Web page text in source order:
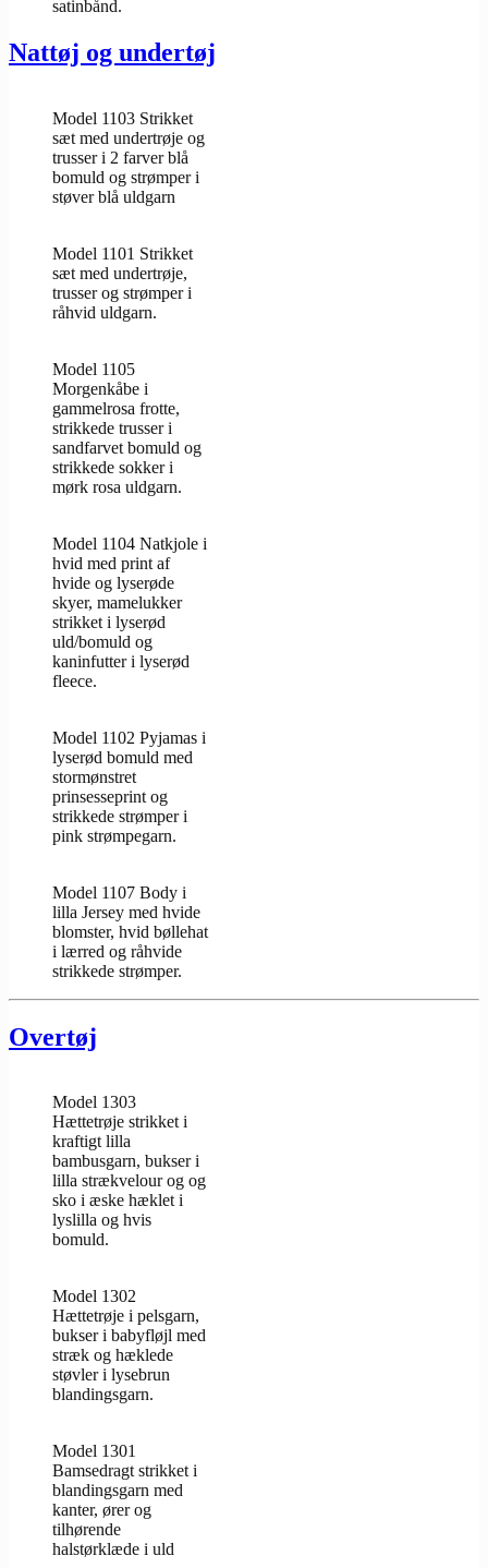
satinbånd.
Nattøj og undertøj
Model 1103 Strikket
sæt med undertrøje og
trusser i 2 farver blå
bomuld og strømper i
støver blå uldgarn
Model 1101 Strikket
sæt med undertrøje,
trusser og strømper i
råhvid uldgarn.
Model 1105
Morgenkåbe i
gammelrosa frotte,
strikkede trusser i
sandfarvet bomuld og
strikkede sokker i
mørk rosa uldgarn.
Model 1104 Natkjole i
hvid med print af
hvide og lyserøde
skyer, mamelukker
strikket i lyserød
uld/bomuld og
kaninfutter i lyserød
fleece.
Model 1102 Pyjamas i
lyserød bomuld med
stormønstret
prinsesseprint og
strikkede strømper i
pink strømpegarn.
Model 1107 Body i
lilla Jersey med hvide
blomster, hvid bøllehat
i lærred og råhvide
strikkede strømper.
Overtøj
Model 1303
Hættetrøje strikket i
kraftigt lilla
bambusgarn, bukser i
lilla strækvelour og og
sko i æske hæklet i
lyslilla og hvis
bomuld.
Model 1302
Hættetrøje i pelsgarn,
bukser i babyfløjl med
stræk og hæklede
støvler i lysebrun
blandingsgarn.
Model 1301
Bamsedragt strikket i
blandingsgarn med
kanter, ører og
tilhørende
halstørklæde i uld